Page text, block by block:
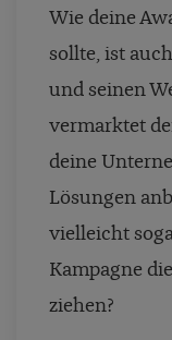
Wie deine
sollte, ist
und seinen
vermarktet
deine
Lösungen
vielleicht
Kampagne
ziehen?